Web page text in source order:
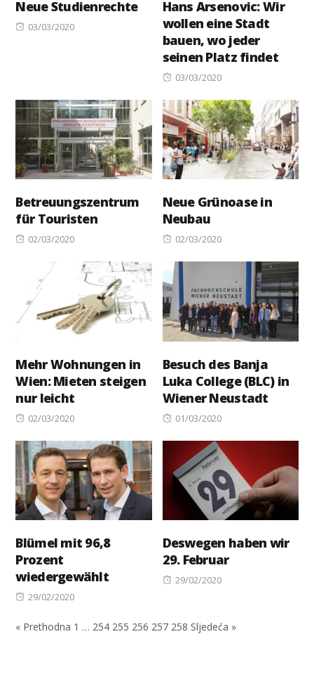
Neue Studienrechte
Posted
03/03/2020
Hans Arsenovic: Wir
wollen eine Stadt
bauen, wo jeder
seinen Platz findet
Posted
03/03/2020
Betreuungszentrum
für Touristen
Posted
02/03/2020
Neue Grünoase in
Neubau
Posted
02/03/2020
Mehr Wohnungen in
Wien: Mieten steigen
nur leicht
Posted
02/03/2020
Besuch des Banja
Luka College (BLC) in
Wiener Neustadt
Posted
01/03/2020
Blümel mit 96,8
Prozent
wiedergewählt
Posted
29/02/2020
Deswegen haben wir
29. Februar
Posted
29/02/2020
« Prethodna 1 … 254 255 256 257 258 Sljedeća »